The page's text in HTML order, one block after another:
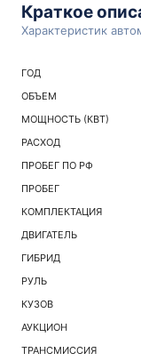
Краткое
Характеристик
ГОД
ОБЪЕМ
МОЩНОСТЬ (КВТ)
РАСХОД
ПРОБЕГ ПО РФ
ПРОБЕГ
КОМПЛЕКТАЦИЯ
ДВИГАТЕЛЬ
ГИБРИД
РУЛЬ
КУЗОВ
АУКЦИОН
ТРАНСМИССИЯ